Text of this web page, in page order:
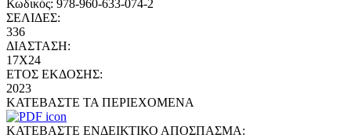
Κωδικός: 978-960-633-074-2
ΣΕΛΙΔΕΣ:
336
ΔΙΑΣΤΑΣΗ:
17X24
ΕΤΟΣ ΕΚΔΟΣΗΣ:
2023
ΚΑΤΕΒΑΣΤΕ ΤΑ ΠΕΡΙΕΧΟΜΕΝΑ
ΚΑΤΕΒΑΣΤΕ ΕΝΔΕΙΚΤΙΚΟ ΑΠΟΣΠΑΣΜΑ: